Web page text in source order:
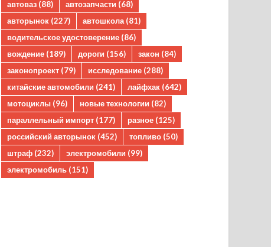
автоваз (88) автозапчасти (68)
авторынок (227) автошкола (81)
водительское удостоверение (86)
вождение (189) дороги (156) закон (84)
законопроект (79) исследование (288)
китайские автомобили (241) лайфхак (642)
мотоциклы (96) новые технологии (82)
параллельный импорт (177) разное (125)
российский авторынок (452) топливо (50)
штраф (232) электромобили (99)
электромобиль (151)